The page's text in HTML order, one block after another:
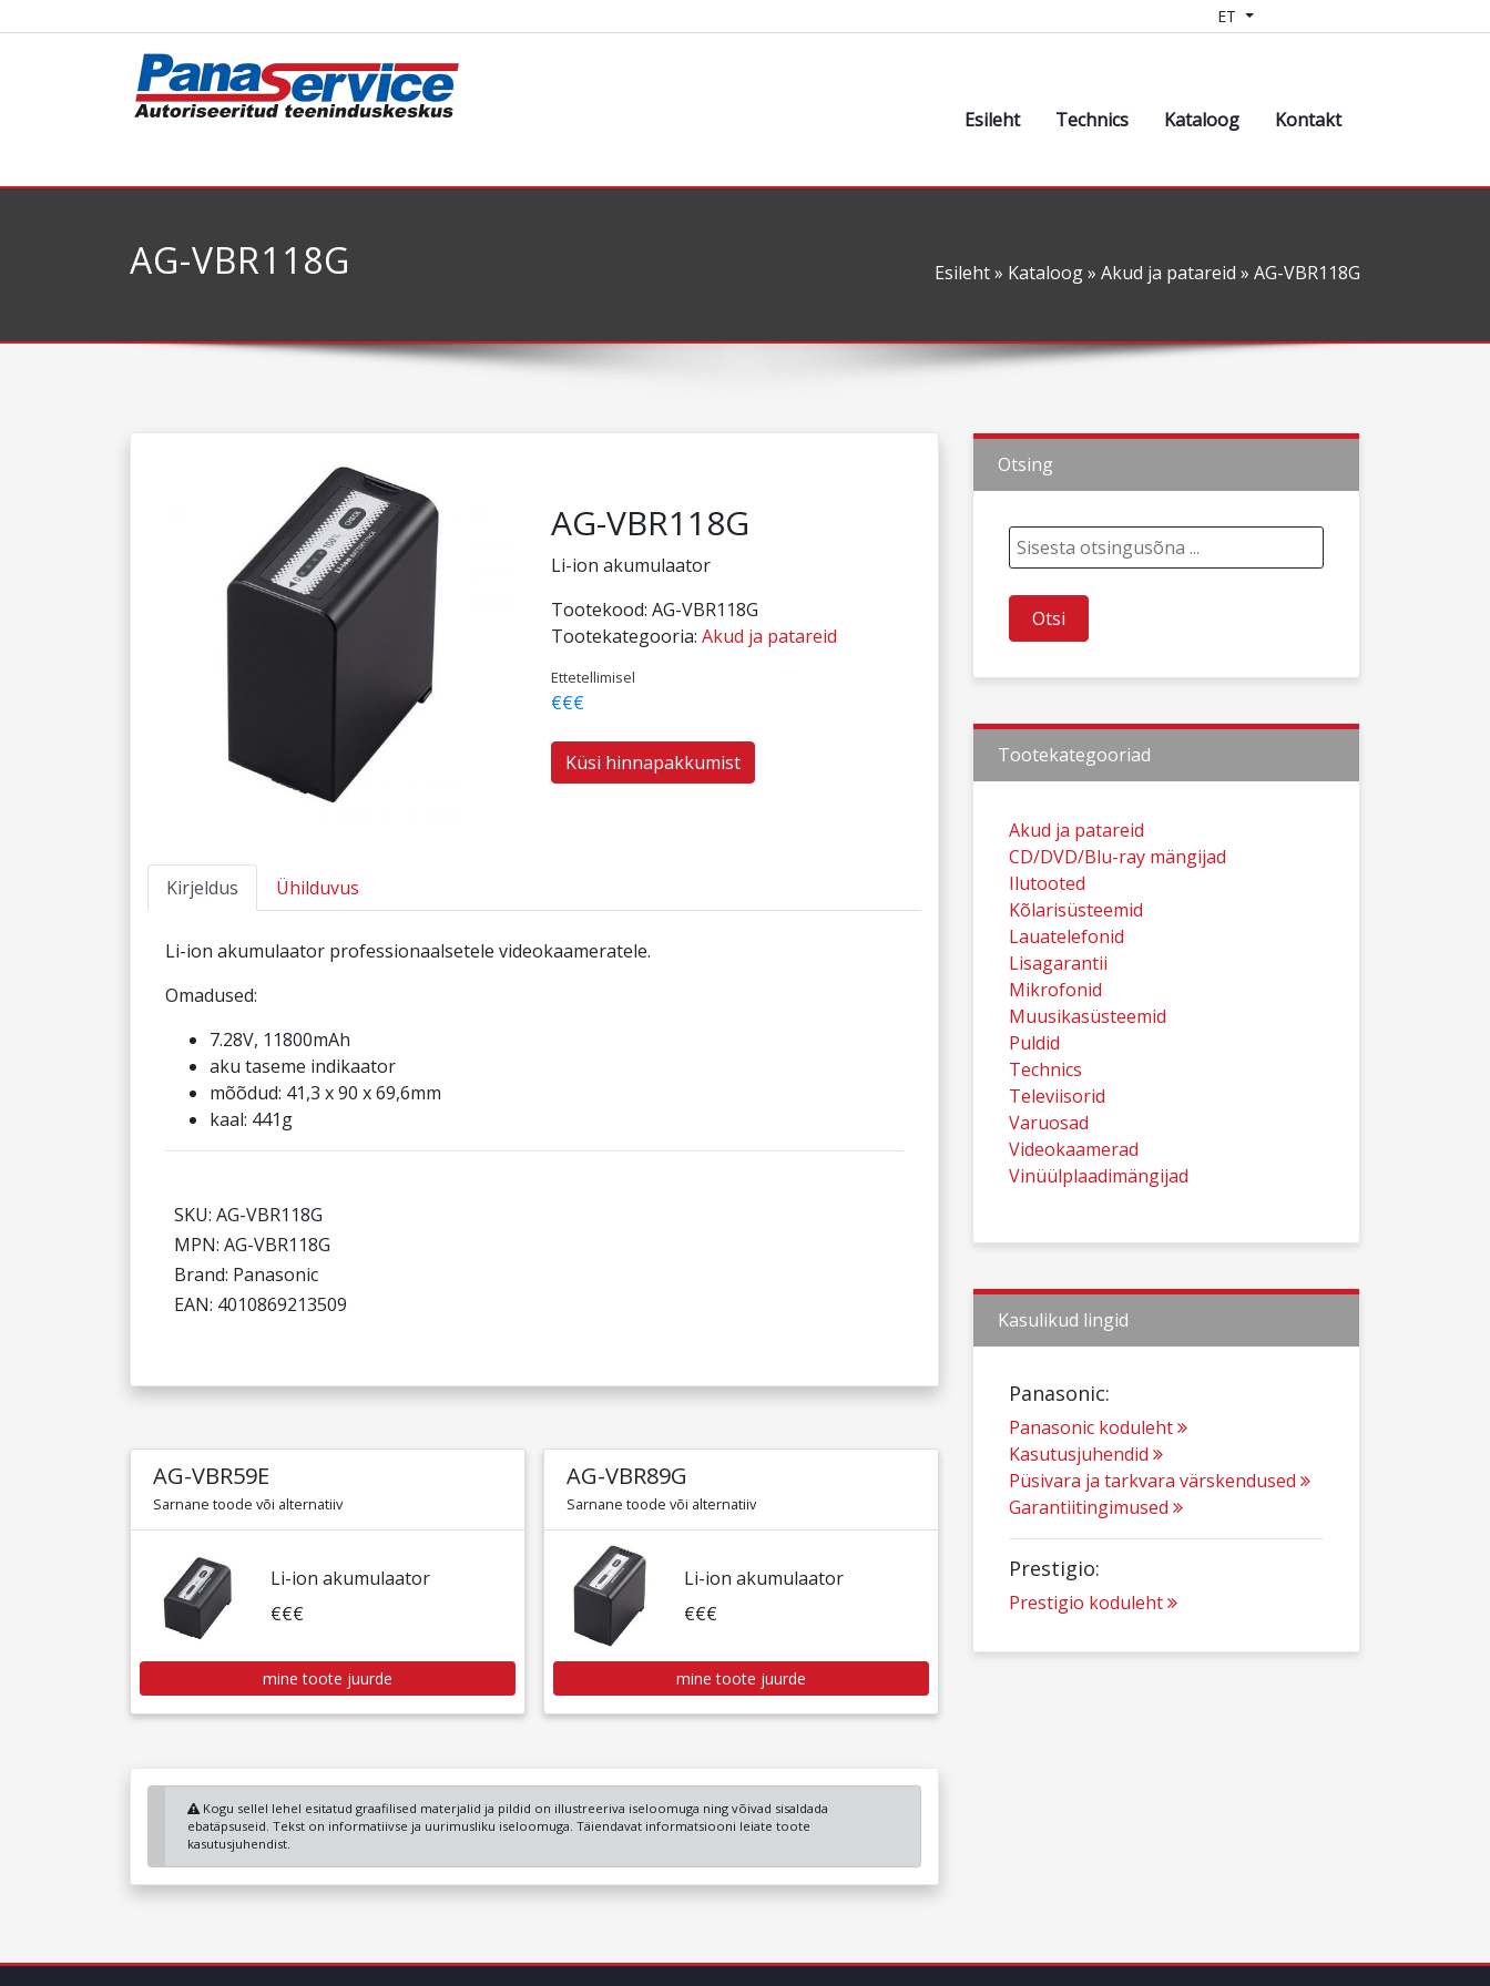
ET
Esileht Technics Kataloog Kontakt
AG-VBR118G Esileht» Kataloog» Akud ja patareid » AG-VBR118G
AG-VBR118G
Li-ion akumulaator
Tootekood: AG-VBR118G
Tootekategooria: Akud ja patareid
Ettetellimisel
€€€
Küsi hinnapakkumist
Kirjeldus Ühilduvus
Li-ion akumulaator professionaalsetele videokaameratele.
Omadused:
7.28V, 11800mAh
aku taseme indikaator
mõõdud: 41,3 x 90 x 69,6mm
kaal: 441g
SKU: AG-VBR118G
MPN: AG-VBR118G
Brand: Panasonic
EAN: 4010869213509
AG-VBR59E
Sarnane toode või alternatiiv
Li-ion akumulaator
€€€
mine toote juurde
AG-VBR89G
Sarnane toode või alternatiiv
Li-ion akumulaator
€€€
mine toote juurde
Kogu sellel lehel esitatud graafilised materjalid ja pildid on illustreeriva iseloomuga ning võivad sisaldada
ebatäpsuseid. Tekst on informatiivse ja uurimusliku iseloomuga. Täiendavat informatsiooni leiate toote
kasutusjuhendist.
Otsing
Tootekategooriad
Akud ja patareid
CD/DVD/Blu-ray mängijad
Ilutooted
Kõlarisüsteemid
Lauatelefonid
Lisagarantii
Mikrofonid
Muusikasüsteemid
Puldid
Technics
Televiisorid
Varuosad
Videokaamerad
Vinüülplaadimängijad
Kasulikud lingid
Panasonic:
Panasonic koduleht
Kasutusjuhendid
Püsivara ja tarkvara värskendused
Garantiitingimused
Prestigio:
Prestigio koduleht